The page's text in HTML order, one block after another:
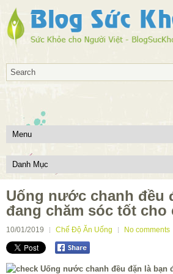
Uống nước chanh đều
đang chăm sóc tốt cho
10/01/2019 Chế Độ Ăn Uống No comments